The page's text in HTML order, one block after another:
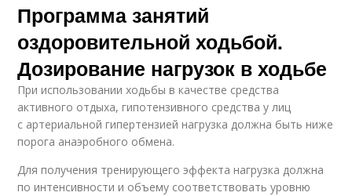
Программа занятий
оздоровительной ходьбой.
Дозирование нагрузок в ходьбе
При использовании ходьбы в качестве средства
активного отдыха, гипотензивного средства у лиц
с артериальной гипертензией нагрузка должна быть ниже
порога анаэробного обмена.
Для получения тренирующего эффекта нагрузка должна
по интенсивности и объему соответствовать уровню